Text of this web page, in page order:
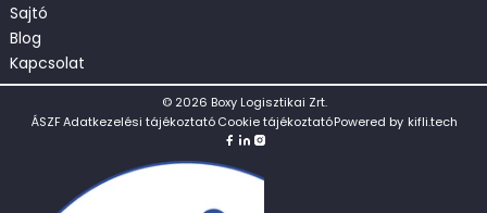
Sajtó
Blog
Kapcsolat
© 2026 Boxy Logisztikai Zrt.
ÁSZFAdatkezelési tájékoztatóCookie tájékoztatóPowered by kifli.tech